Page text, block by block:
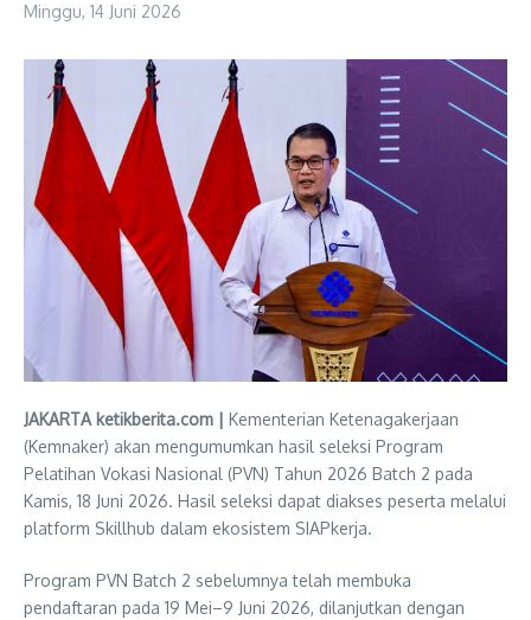
Minggu, 14 Juni 2026
JAKARTA ketikberita.com | Kementerian Ketenagakerjaan
(Kemnaker) akan mengumumkan hasil seleksi Program
Pelatihan Vokasi Nasional (PVN) Tahun 2026 Batch 2 pada
Kamis, 18 Juni 2026. Hasil seleksi dapat diakses peserta melalui
platform Skillhub dalam ekosistem SIAPkerja.
Program PVN Batch 2 sebelumnya telah membuka
pendaftaran pada 19 Mei–9 Juni 2026, dilanjutkan dengan